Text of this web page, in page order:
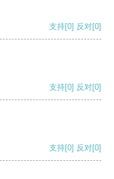
支持[0] 反对[0]
支持[0] 反对[0]
支持[0] 反对[0]